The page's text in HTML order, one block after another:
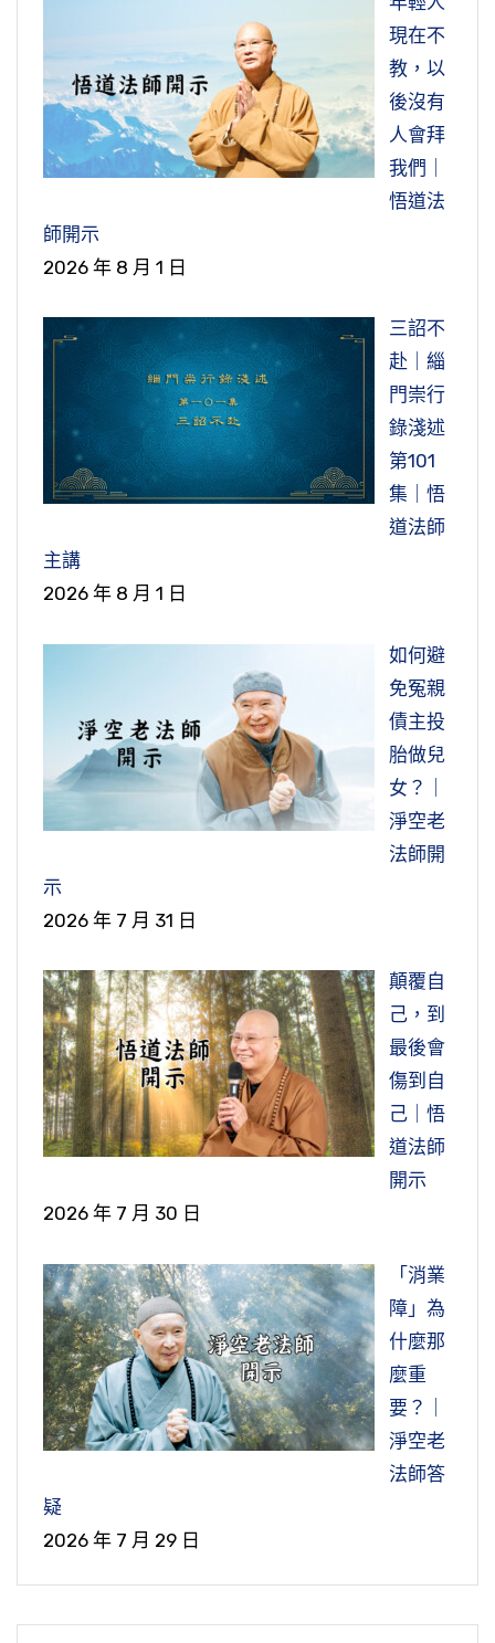
現在不
教，以
後沒有
人會拜
我們｜
悟道法
師開示
2026 年 8 月 1 日
三詔不
赴｜緇
門崇行
錄淺述
第101
集｜悟
道法師
主講
2026 年 8 月 1 日
如何避
免冤親
債主投
胎做兒
女？｜
淨空老
法師開
示
2026 年 7 月 31 日
顛覆自
己，到
最後會
傷到自
己｜悟
道法師
開示
2026 年 7 月 30 日
「消業
障」為
什麼那
麼重
要？｜
淨空老
法師答
疑
2026 年 7 月 29 日